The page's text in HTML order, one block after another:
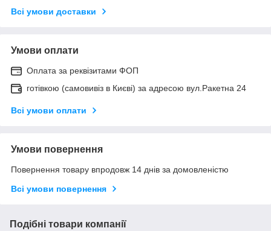
Всі умови доставки
Умови оплати
Оплата за реквізитами ФОП
готівкою (самовивіз в Києві) за адресою вул.Ракетна 24
Всі умови оплати
Умови повернення
Повернення товару впродовж 14 днів за домовленістю
Всі умови повернення
Подібні товари компанії